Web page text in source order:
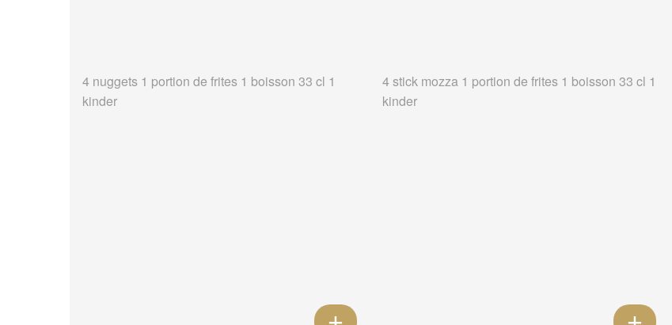
4 nuggets 1 portion de frites 1 boisson 33 cl 1
kinder
4 stick mozza 1 portion de frites 1 boisson 33 cl 1
kinder